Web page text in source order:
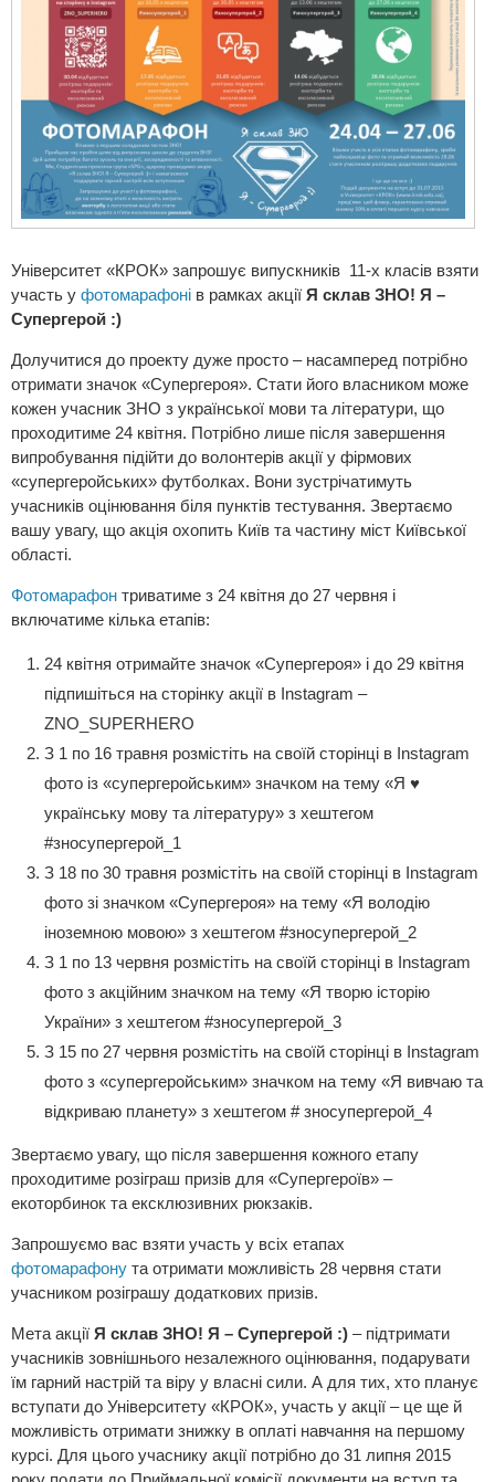
Університет «КРОК» запрошує випускників 11-х класів взяти
участь у фотомарафоні в рамках акції Я склав ЗНО! Я –
Супергерой :)
Долучитися до проекту дуже просто – насамперед потрібно
отримати значок «Супергероя». Стати його власником може
кожен учасник ЗНО з української мови та літератури, що
проходитиме 24 квітня. Потрібно лише після завершення
випробування підійти до волонтерів акції у фірмових
«супергеройських» футболках. Вони зустрічатимуть
учасників оцінювання біля пунктів тестування. Звертаємо
вашу увагу, що акція охопить Київ та частину міст Київської
області.
Фотомарафон триватиме з 24 квітня до 27 червня і
включатиме кілька етапів:
24 квітня отримайте значок «Супергероя» і до 29 квітня
підпишіться на сторінку акції в Instagram –
ZNO_SUPERHERO
З 1 по 16 травня розмістіть на своїй сторінці в Instagram
фото із «супергеройським» значком на тему «Я ♥
українську мову та літературу» з хештегом
#зносупергерой_1
З 18 по 30 травня розмістіть на своїй сторінці в Instagram
фото зі значком «Супергероя» на тему «Я володію
іноземною мовою» з хештегом #зносупергерой_2
З 1 по 13 червня розмістіть на своїй сторінці в Instagram
фото з акційним значком на тему «Я творю історію
України» з хештегом #зносупергерой_3
З 15 по 27 червня розмістіть на своїй сторінці в Instagram
фото з «супергеройським» значком на тему «Я вивчаю та
відкриваю планету» з хештегом # зносупергерой_4
Звертаємо увагу, що після завершення кожного етапу
проходитиме розіграш призів для «Супергероїв» –
екоторбинок та ексклюзивних рюкзаків.
Запрошуємо вас взяти участь у всіх етапах
фотомарафону та отримати можливість 28 червня стати
учасником розіграшу додаткових призів.
Мета акції Я склав ЗНО! Я – Супергерой :) – підтримати
учасників зовнішнього незалежного оцінювання, подарувати
їм гарний настрій та віру у власні сили. А для тих, хто планує
вступати до Університету «КРОК», участь у акції – це ще й
можливість отримати знижку в оплаті навчання на першому
курсі. Для цього учаснику акції потрібно до 31 липня 2015